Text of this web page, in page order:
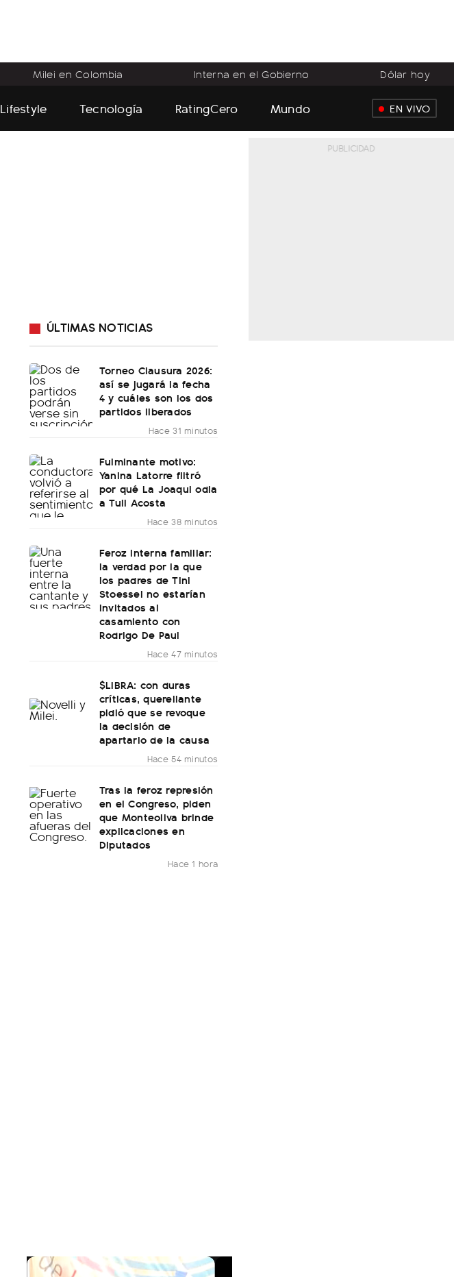
Milei en Colombia Interna en el Gobierno Dólar hoy
Lifestyle Tecnología RatingCero Mundo EN VIVO
ÚLTIMAS NOTICIAS
Torneo Clausura 2026:
así se jugará la fecha
4 y cuáles son los dos
partidos liberados
Hace 31 minutos
Fulminante motivo:
Yanina Latorre filtró
por qué La Joaqui odia
a Tuli Acosta
Hace 38 minutos
Feroz interna familiar:
la verdad por la que
los padres de Tini
Stoessel no estarían
invitados al
casamiento con
Rodrigo De Paul
Hace 47 minutos
$LIBRA: con duras
críticas, querellante
pidió que se revoque
la decisión de
apartarlo de la causa
Hace 54 minutos
Tras la feroz represión
en el Congreso, piden
que Monteoliva brinde
explicaciones en
Diputados
Hace 1 hora